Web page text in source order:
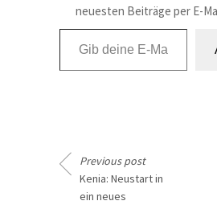
neuesten Beiträge per E-
Gib deine E-Mail-Adresse ein ...
Previous post
Kenia: Neustart in
ein neues